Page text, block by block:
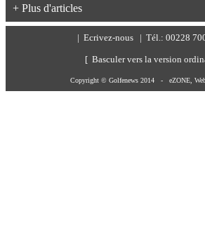
+ Plus d'articles
Ecrivez-nous | Tél.: 00228
[ Basculer vers la version
Copyright © Golfenews 2014 - eZONE,